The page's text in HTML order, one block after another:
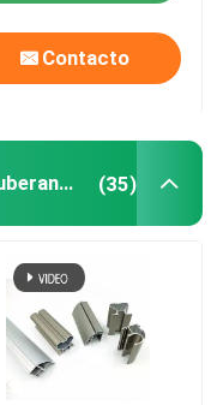
borde
Contacto
perfiles de aluminio de la protuberancia (35)